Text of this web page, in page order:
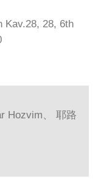
Kav.28, 28, 6th
Hozvim、 耶路